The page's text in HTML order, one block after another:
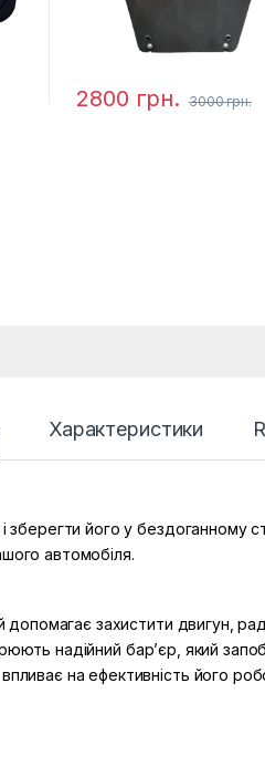
2800 грн. 3000грн.
Характеристики
його у бездоганному
автомобіля.
захистити двигун,
надійний бар’єр, який
на ефективність його